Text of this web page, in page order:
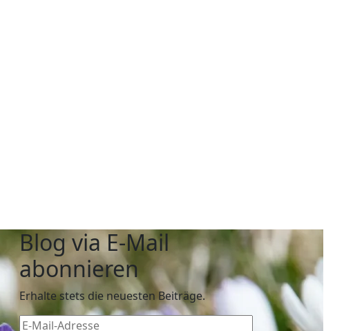
Blog via E-Mail
abonnieren
Erhalte stets die neuesten Beiträge.
E-